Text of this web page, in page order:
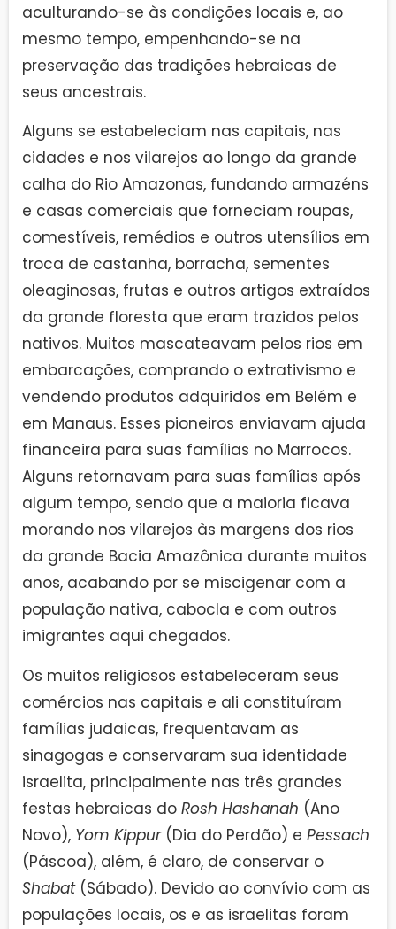
aculturando-se às condições locais e, ao
mesmo tempo, empenhando-se na
preservação das tradições hebraicas de
seus ancestrais.
Alguns se estabeleciam nas capitais, nas
cidades e nos vilarejos ao longo da grande
calha do Rio Amazonas, fundando armazéns
e casas comerciais que forneciam roupas,
comestíveis, remédios e outros utensílios em
troca de castanha, borracha, sementes
oleaginosas, frutas e outros artigos extraídos
da grande floresta que eram trazidos pelos
nativos. Muitos mascateavam pelos rios em
embarcações, comprando o extrativismo e
vendendo produtos adquiridos em Belém e
em Manaus. Esses pioneiros enviavam ajuda
financeira para suas famílias no Marrocos.
Alguns retornavam para suas famílias após
algum tempo, sendo que a maioria ficava
morando nos vilarejos às margens dos rios
da grande Bacia Amazônica durante muitos
anos, acabando por se miscigenar com a
população nativa, cabocla e com outros
imigrantes aqui chegados.
Os muitos religiosos estabeleceram seus
comércios nas capitais e ali constituíram
famílias judaicas, frequentavam as
sinagogas e conservaram sua identidade
israelita, principalmente nas três grandes
festas hebraicas do Rosh Hashanah (Ano
Novo), Yom Kippur(Dia do Perdão) e Pessach
(Páscoa), além, é claro, de conservar o
Shabat(Sábado). Devido ao convívio com as
populações locais, os e as israelitas foram